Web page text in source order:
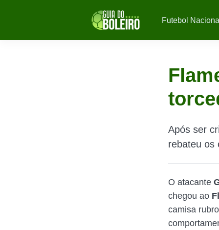
Futebol
Após ser
rebateu os
O atacante
chegou ao
camisa